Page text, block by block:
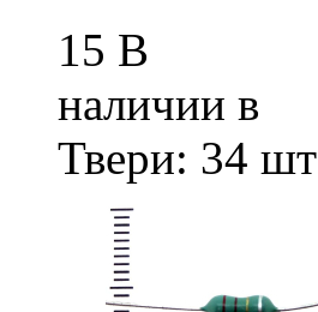
15 В
наличии в
Твери: 34 шт